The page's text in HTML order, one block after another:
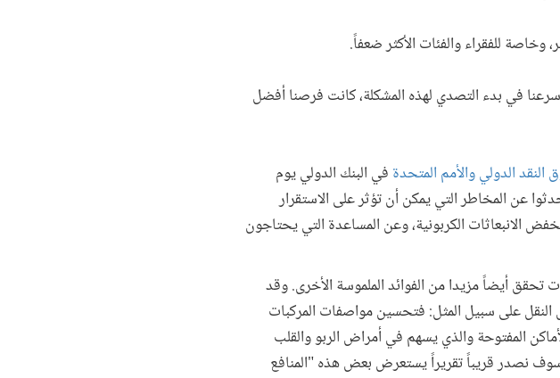
وخاصة للفقراء والفئات الأكثر ضعفاً.
في بدء التصدي لهذه المشكلة، كانت فرصنا أفضل
الدولي والأمم المتحدة في البنك الدولي يوم
عن المخاطر التي يمكن أن تؤثر على الاستقرار
الانبعاثات الكربونية، وعن المساعدة التي يحتاجون
تحقق أيضاً مزيدا من الفوائد الملموسة الأخرى. وقد
على سبيل المثل: فتحسين مواصفات المركبات
المفتوحة والذي يسهم في أمراض الربو والقلب
وسوف نصدر قريباً تقريراً يستعرض بعض هذه "المنافع